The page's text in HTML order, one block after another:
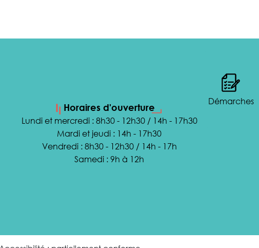
Démarches
Horaires d'ouverture
Lundi et mercredi : 8h30 - 12h30 / 14h - 17h30
Mardi et jeudi : 14h - 17h30
Vendredi : 8h30 - 12h30 / 14h - 17h
Samedi : 9h à 12h